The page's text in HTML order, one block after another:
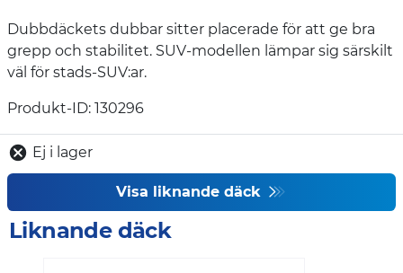
Dubbdäckets dubbar sitter placerade för att ge bra
grepp och stabilitet. SUV-modellen lämpar sig särskilt
väl för stads-SUV:ar.
Produkt-ID: 130296
Ej i lager
Visa liknande däck
Liknande däck